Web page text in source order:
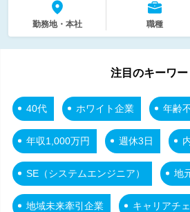
勤務地・本社 職種
注目のキーワー
40代 ホワイト企業 年齢
年収1,000万円 週休3日
SE（システムエンジニア） 地
地域未来牽引企業 キャリアチ